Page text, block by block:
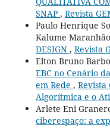
SNAP , Revista
Paulo Henrique
Kalume
DESIGN , Revista
Elton Bruno
EBC no Cenário
em Rede , Revista
Algorítmica e o
Arlete Eni
ciberespaço: a